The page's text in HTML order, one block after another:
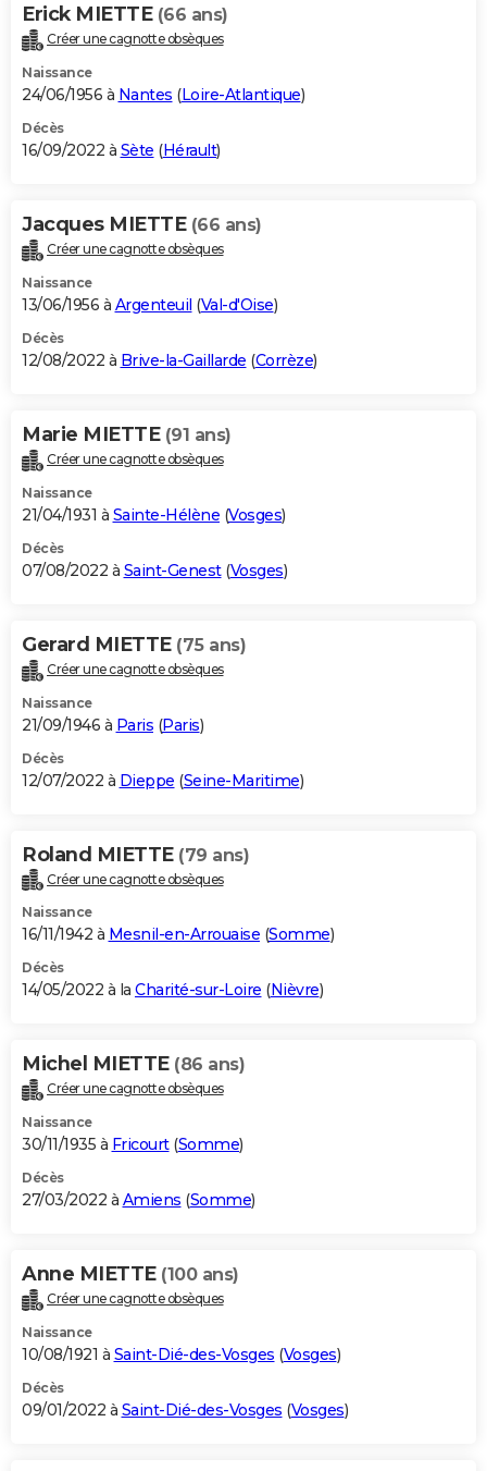
Erick MIETTE (66 ans)
Créer une cagnotte obsèques
Naissance
24/06/1956 à Nantes (Loire-Atlantique)
Décès
16/09/2022 à Sète (Hérault)
Jacques MIETTE (66 ans)
Créer une cagnotte obsèques
Naissance
13/06/1956 à Argenteuil (Val-d'Oise)
Décès
12/08/2022 à Brive-la-Gaillarde (Corrèze)
Marie MIETTE (91 ans)
Créer une cagnotte obsèques
Naissance
21/04/1931 à Sainte-Hélène (Vosges)
Décès
07/08/2022 à Saint-Genest(Vosges)
Gerard MIETTE (75 ans)
Créer une cagnotte obsèques
Naissance
21/09/1946 à Paris (Paris)
Décès
12/07/2022 à Dieppe (Seine-Maritime)
Roland MIETTE (79 ans)
Créer une cagnotte obsèques
Naissance
16/11/1942 à Mesnil-en-Arrouaise (Somme)
Décès
14/05/2022 à la Charité-sur-Loire (Nièvre)
Michel MIETTE (86 ans)
Créer une cagnotte obsèques
Naissance
30/11/1935 à Fricourt(Somme)
Décès
27/03/2022 à Amiens (Somme)
Anne MIETTE (100 ans)
Créer une cagnotte obsèques
Naissance
10/08/1921 à Saint-Dié-des-Vosges (Vosges)
Décès
09/01/2022 à Saint-Dié-des-Vosges (Vosges)